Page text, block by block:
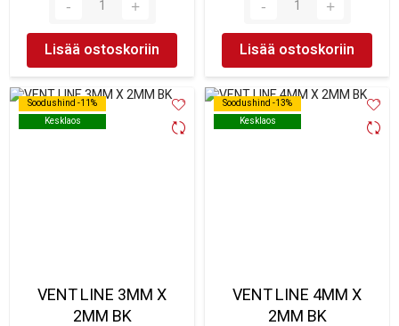
Lisää ostoskoriin Lisää ostoskoriin
Soodushind -11%
Kesklaos
Soodushind -11%
Kesklaos
VENT LINE 3MM X
2MM BK
Soodushind -13%
Kesklaos
Soodushind -13%
Kesklaos
VENT LINE 4MM X
2MM BK